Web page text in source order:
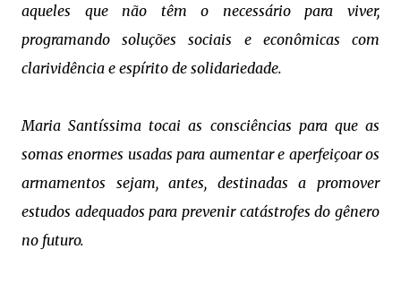
aqueles que não têm o necessário para viver,
programando soluções sociais e econômicas com
clarividência e espírito de solidariedade.
Maria Santíssima tocai as consciências para que as
somas enormes usadas para aumentar e aperfeiçoar os
armamentos sejam, antes, destinadas a promover
estudos adequados para prevenir catástrofes do gênero
no futuro.